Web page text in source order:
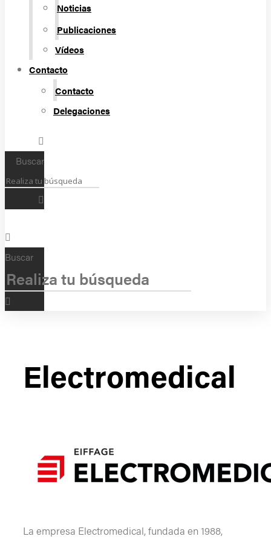
Noticias
Publicaciones
Vídeos
Contacto
Contacto
Delegaciones
Buscar
Buscar
Electromedical
La empresa Electromedical, fundada en 1988,